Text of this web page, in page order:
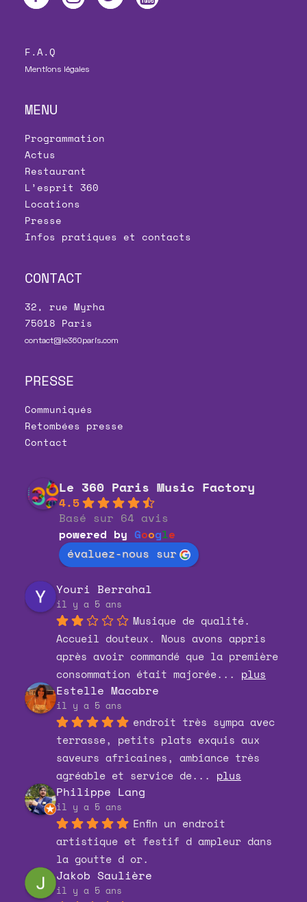
F.A.Q
Mentions légales
MENU
Programmation
Actus
Restaurant
L’esprit 360
Locations
Presse
Infos pratiques et contacts
CONTACT
32, rue Myrha
75018 Paris
contact@le360paris.com
PRESSE
Communiqués
Retombées presse
Contact
Le 360 Paris Music Factory
4.5
Basé sur 64 avis
powered by Google
évaluez-nous sur
Youri Berrahal
il y a 5 ans
Musique de qualité.
Accueil douteux. Nous avons appris
après avoir commandé que la première
consommation était majorée... plus
Estelle Macabre
il y a 5 ans
endroit très sympa avec
terrasse, petits plats exquis aux
saveurs africaines, ambiance très
agréable et service de... plus
Philippe Lang
il y a 5 ans
Enfin un endroit
artistique et festif d ampleur dans
la goutte d or.
Jakob Saulière
il y a 5 ans